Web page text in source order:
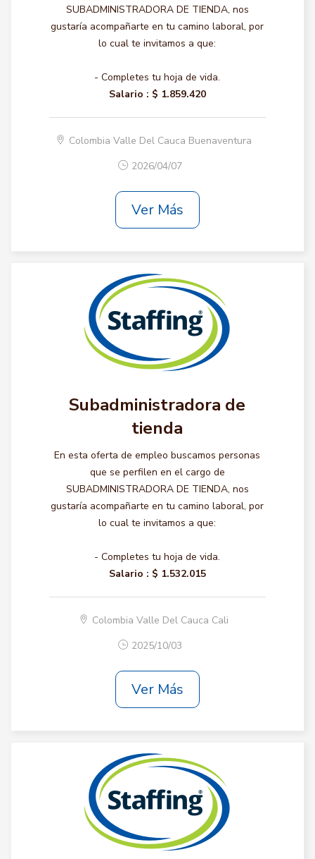
SUBADMINISTRADORA DE TIENDA, nos
gustaría acompañarte en tu camino laboral, por
lo cual te invitamos a que:
- Completes tu hoja de vida.
Salario : $ 1.859.420
Colombia Valle Del Cauca Buenaventura
2026/04/07
Ver Más
Subadministradora de
tienda
En esta oferta de empleo buscamos personas
que se perfilen en el cargo de
SUBADMINISTRADORA DE TIENDA, nos
gustaría acompañarte en tu camino laboral, por
lo cual te invitamos a que:
- Completes tu hoja de vida.
Salario : $ 1.532.015
Colombia Valle Del Cauca Cali
2025/10/03
Ver Más